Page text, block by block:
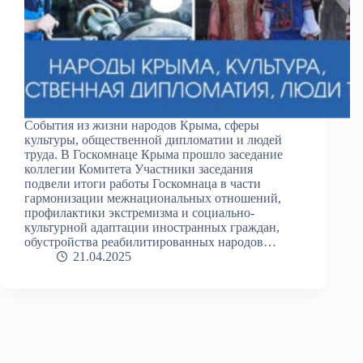
События из жизни народов Крыма, сферы
культуры, общественной дипломатии и людей
труда. В Госкомнаце Крыма прошло заседание
коллегии Комитета Участники заседания
подвели итоги работы Госкомнаца в части
гармонизации межнациональных отношений,
профилактики экстремизма и социально-
культурной адаптации иностранных граждан,
обустройства реабилитированных народов…
21.04.2025